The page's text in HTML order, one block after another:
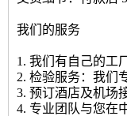
我们的服务
1. 我们有自己的工
2. 检验服务：我们
3. 预订酒店及机场
4. 专业团队与您在